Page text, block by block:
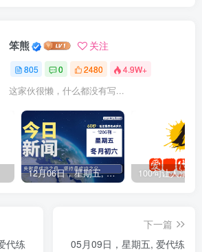
笨熊 关注
805 0 2480 4.9W+
这家伙很懒，什么都没有写...
12月06日，星期五, 爱代练—每天60秒读懂全世界！
代练
下一篇
05月09日，星期五, 爱代练